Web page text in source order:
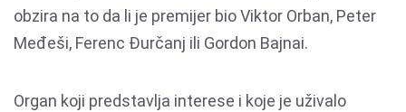
obzira na to da li je premijer bio Viktor Orban, Peter
Međeši, Ferenc Đurčanj ili Gordon Bajnai.
Organ koji predstavlja interese i koje je uživalo